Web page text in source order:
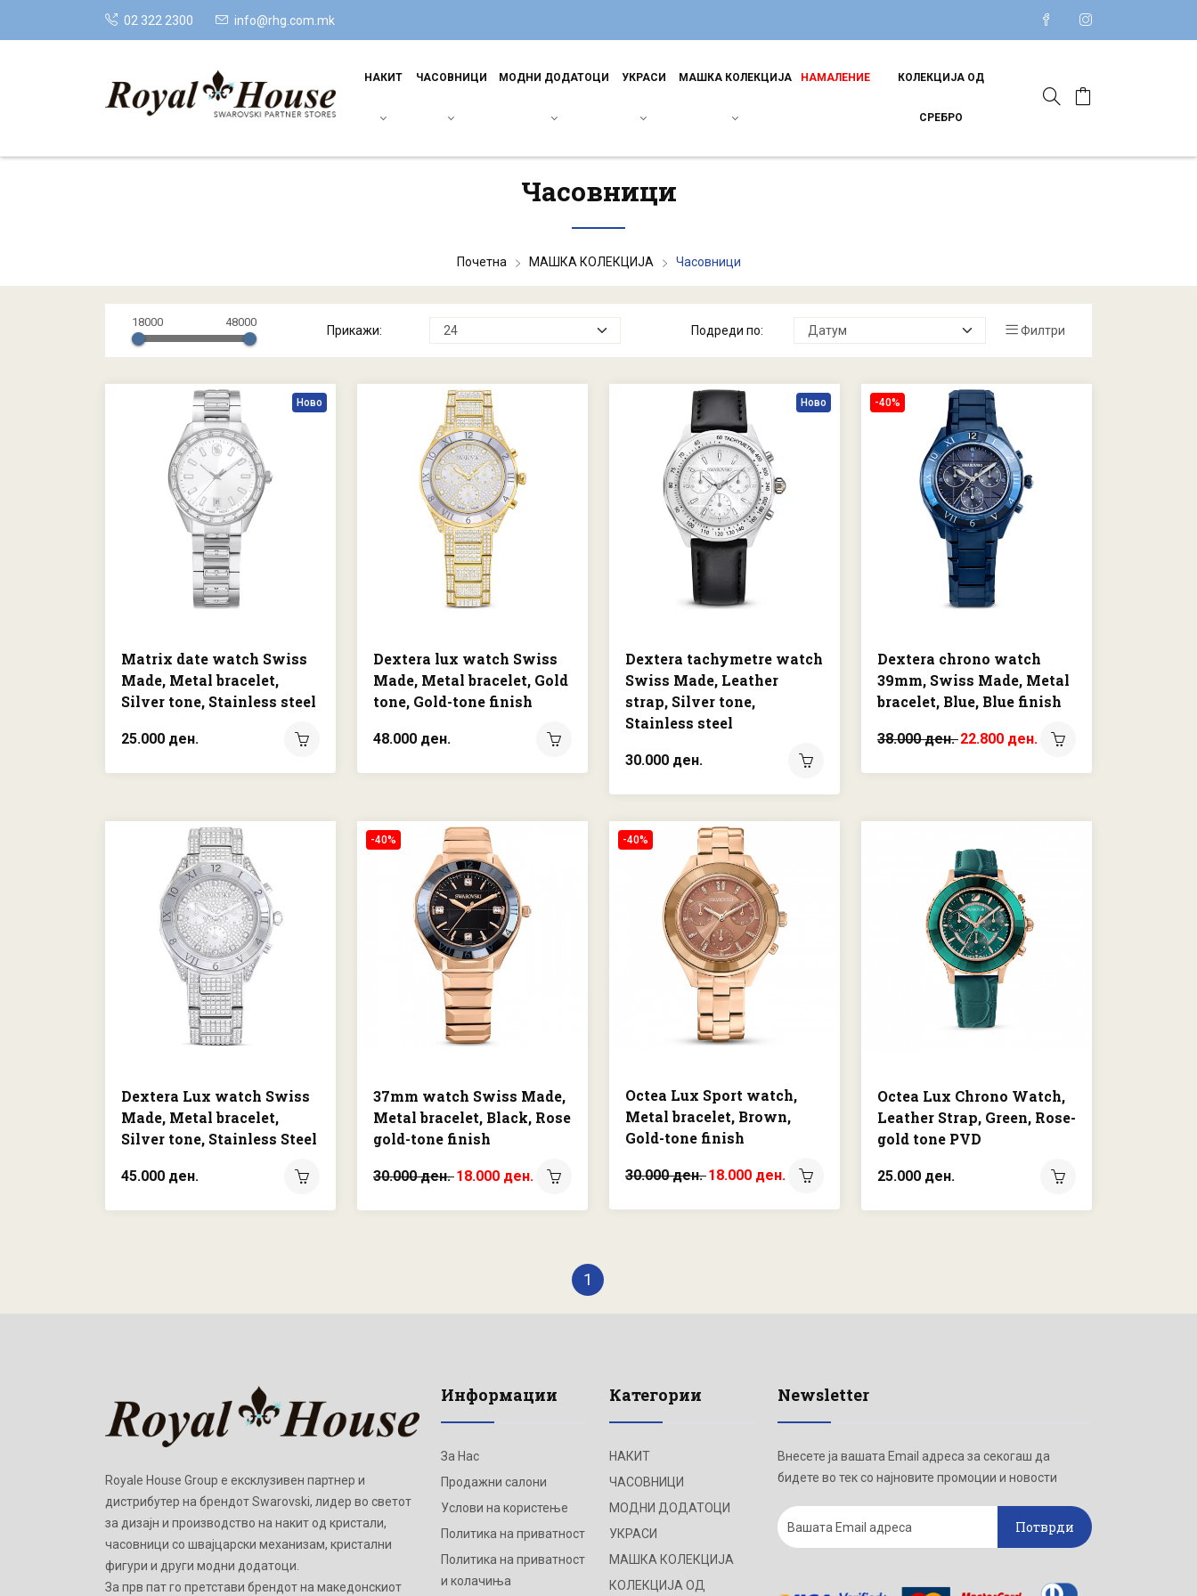
02 322 2300 info@rhg.com.mk
НАКИТ ЧАСОВНИЦИ МОДНИ ДОДАТОЦИ УКРАСИ МАШКА КОЛЕКЦИЈА НАМАЛЕНИЕ КОЛЕКЦИЈА ОД
СРЕБРО
Часовници
Почетна МАШКА КОЛЕКЦИЈА Часовници
18000 48000
Прикажи: Подреди по: Филтри
Ново
Matrix date watch Swiss
Made, Metal bracelet,
Silver tone, Stainless steel
25.000 ден.
Dextera lux watch Swiss
Made, Metal bracelet, Gold
tone, Gold-tone finish
48.000 ден.
Ново
Dextera tachymetre watch
Swiss Made, Leather
strap, Silver tone,
Stainless steel
30.000 ден.
-40%
Dextera chrono watch
39mm, Swiss Made, Metal
bracelet, Blue, Blue finish
38.000 ден.22.800 ден.
Dextera Lux watch Swiss
Made, Metal bracelet,
Silver tone, Stainless Steel
45.000 ден.
-40%
37mm watch Swiss Made,
Metal bracelet, Black, Rose
gold-tone finish
30.000 ден.18.000 ден.
-40%
Octea Lux Sport watch,
Metal bracelet, Brown,
Gold-tone finish
30.000 ден.18.000 ден.
Octea Lux Chrono Watch,
Leather Strap, Green, Rose-
gold tone PVD
25.000 ден.
1
Royale House Group е ексклузивен партнер и
дистрибутер на брендот Swarovski, лидер во светот
за дизајн и производство на накит од кристали,
часовници со швајцарски механизам, кристални
фигури и други модни додатоци.
Зa прв пат го претстави брендот на македонскиот
Информации
За Нас
Продажни салони
Услови на користење
Политика на приватност
Политика на приватност
и колачиња
Категории
НАКИТ
ЧАСОВНИЦИ
МОДНИ ДОДАТОЦИ
УКРАСИ
МАШКА КОЛЕКЦИЈА
КОЛЕКЦИЈА ОД
Newsletter
Внесете ја вашата Email адреса за секогаш да
бидете во тек со најновите промоции и новости
Потврди